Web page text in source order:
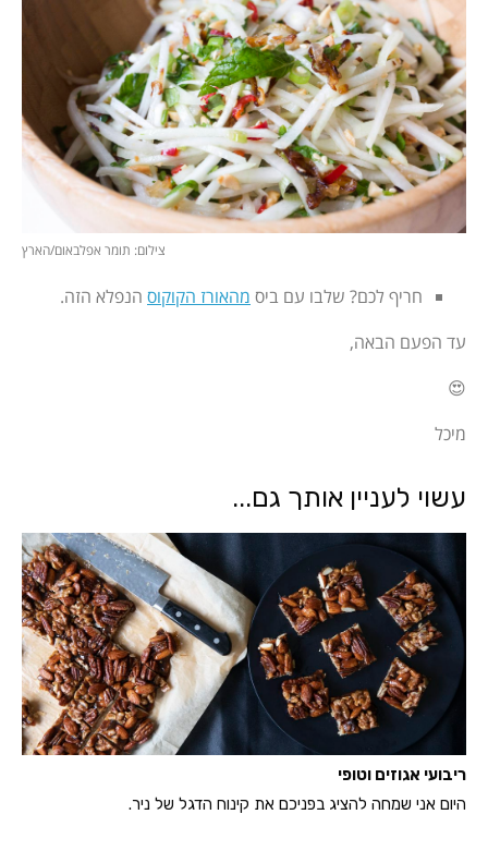
צילום: תומר אפלבאום/הארץ
חריף לכם? שלבו עם ביס מהאורז הקוקוס הנפלא הזה.
עד הפעם הבאה,
😍
מיכל
עשוי לעניין אותך גם...
ריבועי אגוזים וטופי
היום אני שמחה להציג בפניכם את קינוח הדגל של ניר.